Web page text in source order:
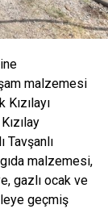
malzemesi
Kızılayı
Tavşanlı
malzemesi,
gazlı ocak ve
geçmiş